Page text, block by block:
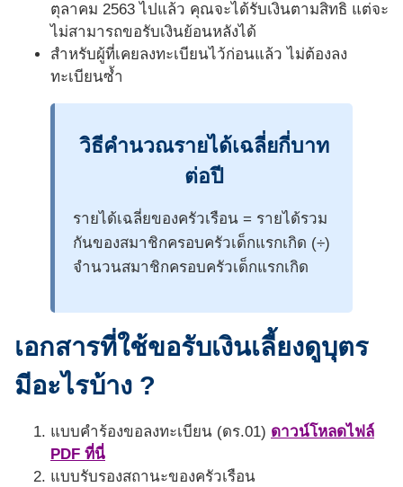
ตุลาคม 2563 ไปแล้ว คุณจะได้รับเงินตามสิทธิ แต่จะ
ไม่สามารถขอรับเงินย้อนหลังได้
สำหรับผู้ที่เคยลงทะเบียนไว้ก่อนแล้ว ไม่ต้องลง
ทะเบียนซ้ำ
วิธีคำนวณรายได้เฉลี่ยกี่บาท
ต่อปี
รายได้เฉลี่ยของครัวเรือน = รายได้รวม
กันของสมาชิกครอบครัวเด็กแรกเกิด (÷)
จำนวนสมาชิกครอบครัวเด็กแรกเกิด
เอกสารที่ใช้ขอรับเงินเลี้ยงดูบุตร
มีอะไรบ้าง ?
แบบคําร้องขอลงทะเบียน (ดร.01) ดาวน์โหลดไฟล์
PDF ที่นี่
แบบรับรองสถานะของครัวเรือน